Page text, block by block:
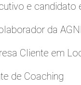
e candidato
da
Cliente em
de Coaching